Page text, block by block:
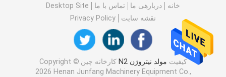
دستگاه اکسیژن ساز پزشکی
واحد تصفیه گاز
مولد نیتروژن سیار
خانه دربارهی ما تماس با ما
Desktop Site
نقشه سایت
Privacy Policy
کیفیت مولد نیتروژن N2
کارخانه چین.Copyright ©
2026 Henan Junfang Machinery Equipment Co.,